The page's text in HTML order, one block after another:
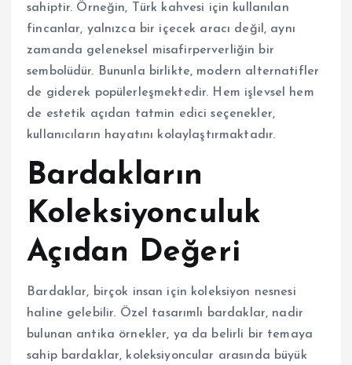
sahiptir. Örneğin, Türk kahvesi için kullanılan
fincanlar, yalnızca bir içecek aracı değil, aynı
zamanda geleneksel misafirperverliğin bir
sembolüdür. Bununla birlikte, modern alternatifler
de giderek popülerleşmektedir. Hem işlevsel hem
de estetik açıdan tatmin edici seçenekler,
kullanıcıların hayatını kolaylaştırmaktadır.
Bardakların
Koleksiyonculuk
Açıdan Değeri
Bardaklar, birçok insan için koleksiyon nesnesi
haline gelebilir. Özel tasarımlı bardaklar, nadir
bulunan antika örnekler, ya da belirli bir temaya
sahip bardaklar, koleksiyoncular arasında büyük